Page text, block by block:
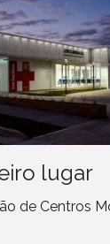
lugar
de Centros